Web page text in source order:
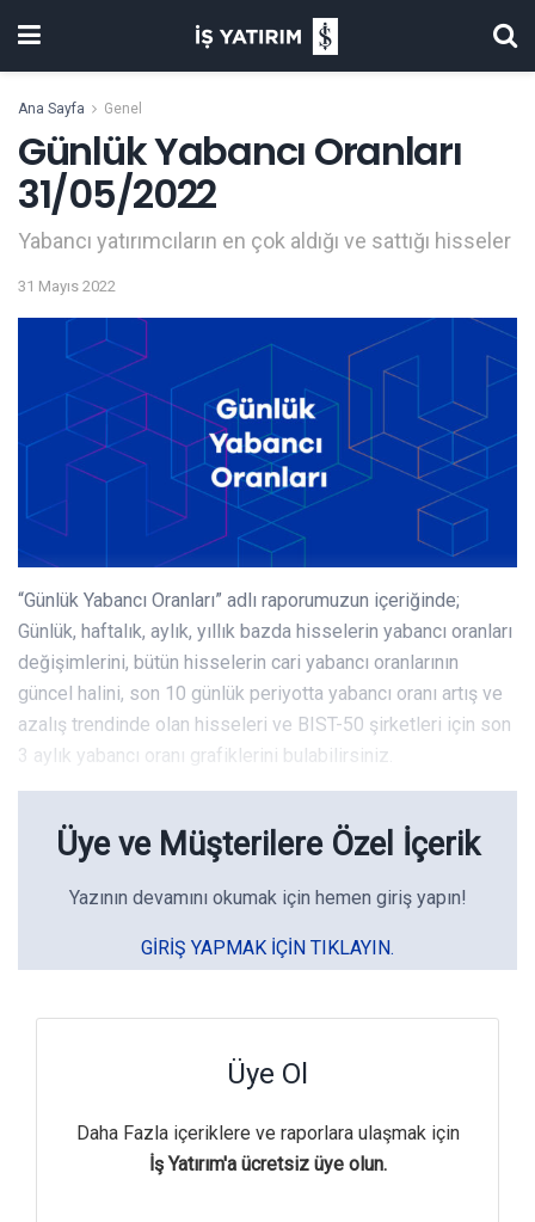
Ana Sayfa Genel
Günlük Yabancı Oranları
31/05/2022
Yabancı yatırımcıların en çok aldığı ve sattığı hisseler
31 Mayıs 2022
“Günlük Yabancı Oranları” adlı raporumuzun içeriğinde;
Günlük, haftalık, aylık, yıllık bazda hisselerin yabancı oranları
değişimlerini, bütün hisselerin cari yabancı oranlarının
güncel halini, son 10 günlük periyotta yabancı oranı artış ve
azalış trendinde olan hisseleri ve BIST-50 şirketleri için son
3 aylık yabancı oranı grafiklerini bulabilirsiniz.
Üye ve Müşterilere Özel İçerik
Yazının devamını okumak için hemen giriş yapın!
GIRIŞ YAPMAK IÇIN TIKLAYIN.
Üye Ol
Daha Fazla içeriklere ve raporlara ulaşmak için
İş Yatırım'a ücretsiz üye olun.